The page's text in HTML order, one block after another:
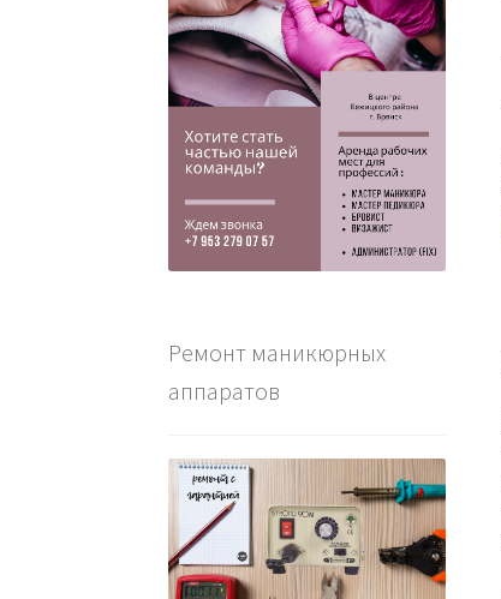
Ремонт маникюрных
аппаратов